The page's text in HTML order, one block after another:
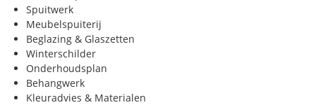
Spuitwerk
Meubelspuiterij
Beglazing & Glaszetten
Winterschilder
Onderhoudsplan
Behangwerk
Kleuradvies & Materialen